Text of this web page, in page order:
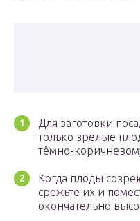
Для заготовки
только зрелые
тёмно-
Когда плоды
срежьте их и
окончательно